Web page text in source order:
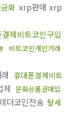
화 xrp판매 xrp
제비트코인구입
비트코인개인거래
휴대폰결제비트
체 문화상품권매입
더코인전송 탈세